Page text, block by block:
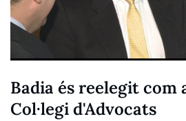
Badia és reelegit com
Col·legi d'Advocats